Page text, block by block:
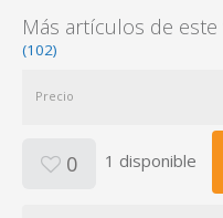
Más artículos de
(102)
Precio
0 1 disponible